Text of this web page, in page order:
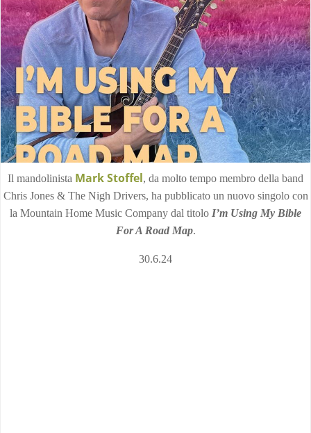
Il mandolinista Mark Stoffel, da molto tempo membro della band
Chris Jones & The Nigh Drivers, ha pubblicato un nuovo singolo con
la Mountain Home Music Company dal titolo I’m Using My Bible
For A Road Map.
30.6.24